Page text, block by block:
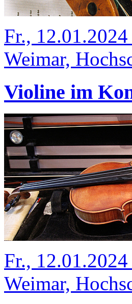
Fr.,
Weimar,
Violine im
Fr.,
Weimar,